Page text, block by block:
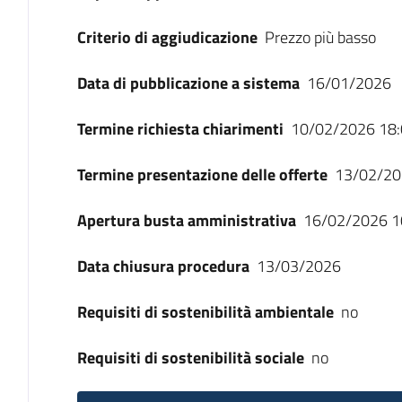
Criterio di aggiudicazione Prezzo più basso
Data di pubblicazione a sistema 16/01/2026
Termine richiesta chiarimenti 10/02/2026
Termine presentazione delle offerte 13/02/
Apertura busta amministrativa 16/02/2026
Data chiusura procedura 13/03/2026
Requisiti di sostenibilità ambientale no
Requisiti di sostenibilità sociale no